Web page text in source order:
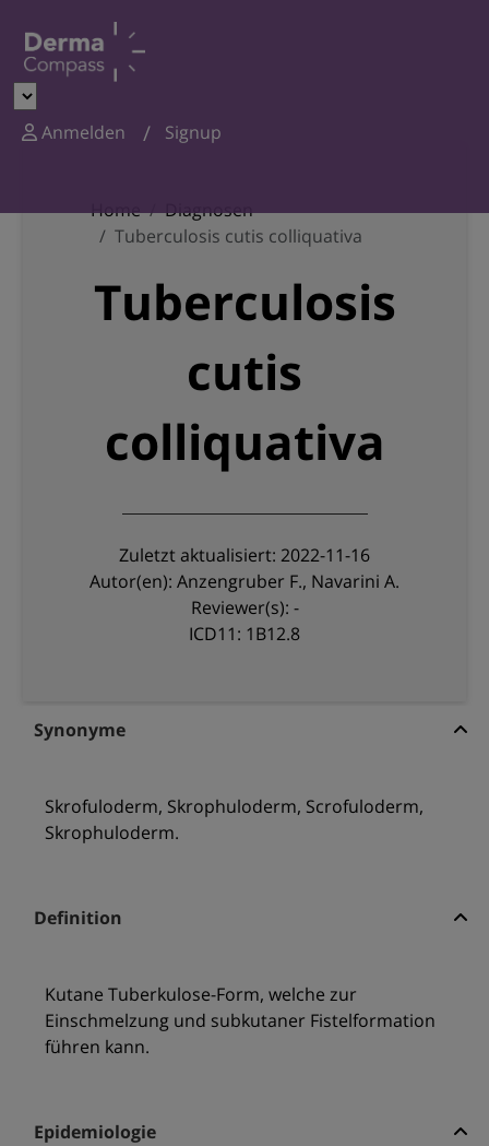
Anmelden Signup
Home
Diagnosen
Tuberculosis cutis colliquativa
Tuberculosis
cutis
colliquativa
Zuletzt aktualisiert: 2022-11-16
Autor(en): Anzengruber F., Navarini A.
Reviewer(s): -
ICD11: 1B12.8
Synonyme
Skrofuloderm, Skrophuloderm, Scrofuloderm,
Skrophuloderm.
Definition
Kutane Tuberkulose-Form, welche zur
Einschmelzung und subkutaner Fistelformation
führen kann.
Epidemiologie